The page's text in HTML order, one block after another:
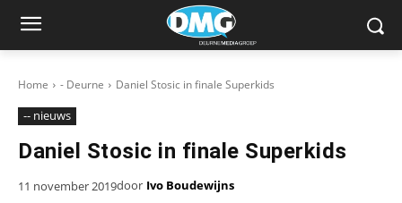
Home - Deurne Daniel Stosic in finale Superkids
-- nieuws
Daniel Stosic in finale Superkids
11 november 2019door Ivo Boudewijns